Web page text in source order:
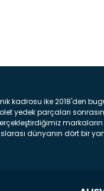
kadrosu ike 2018'den
yedek parçaları
dünyanın dört bir
kısmında bulunan
Diski : Aracımızın ön